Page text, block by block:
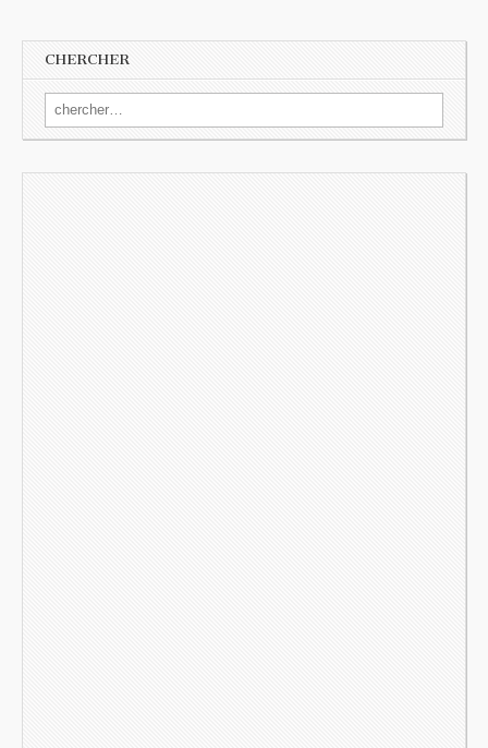
CHERCHER
Search for: